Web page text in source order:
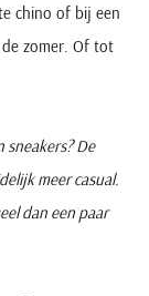
chino of bij een
zomer. Of tot
De
meer casual.
dan een paar